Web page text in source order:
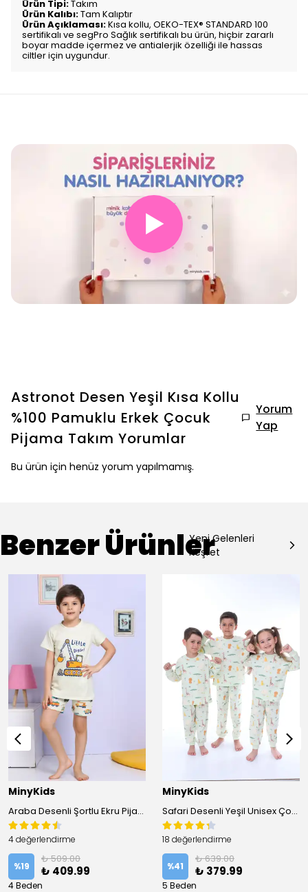
Ürün Tipi:Takım
Ürün Kalıbı:Tam Kalıptır
Ürün Açıklaması:Kısa kollu, OEKO-TEX® STANDARD 100
sertifikalı ve segPro Sağlık sertifikalı bu ürün, hiçbir zararlı
boyar madde içermez ve antialerjik özelliği ile hassas
ciltler için uygundur.
▶
Astronot Desen Yeşil Kısa Kollu
%100 Pamuklu Erkek Çocuk
Pijama Takım Yorumlar
Yorum
Yap
Bu ürün için henüz yorum yapılmamış.
Benzer ÜrünlerYeni Gelenleri
Keşfet
MinyKids
Araba Desenli Şortlu Ekru Pijama Takımı
4 değerlendirme
%19
₺ 509.00
₺ 409.99
4 Beden
MinyKids
Safari Desenli Yeşil Unisex Çocuk Pijama Takımı
18 değerlendirme
%41
₺ 639.00
₺ 379.99
5 Beden